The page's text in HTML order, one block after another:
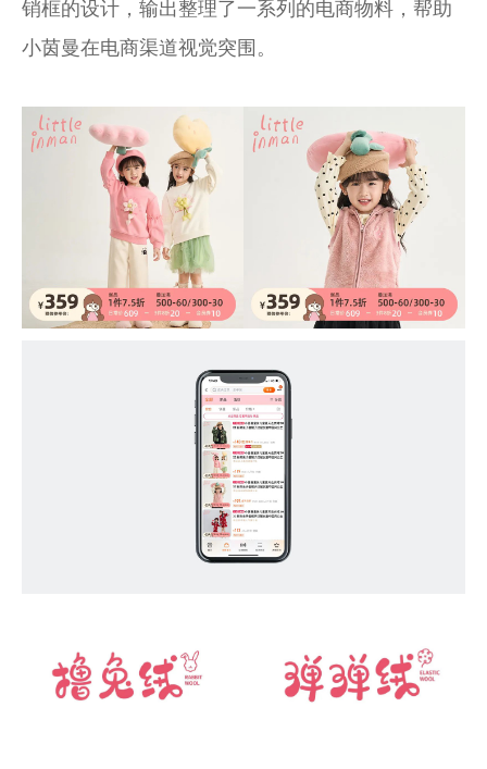
销框的设计，输出整理了一系列的电商物料，帮助
小茵曼在电商渠道视觉突围。